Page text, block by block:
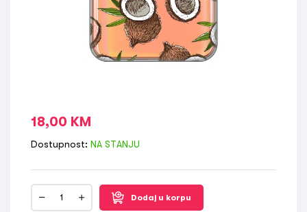
18,00 KM
Dostupnost: NA STANJU
Dodaj u korpu